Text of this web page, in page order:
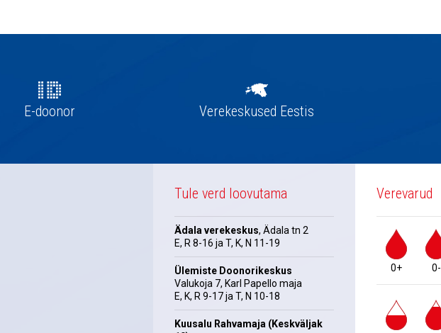
E-doonor Verekeskused Eestis
Tule verd loovutama
Ädala verekeskus, Ädala tn 2
E, R 8-16 ja T, K, N 11-19
Ülemiste Doonorikeskus
Valukoja 7, Karl Papello maja
E, K, R 9-17 ja T, N 10-18
Kuusalu Rahvamaja (Keskväljak
Verevarud
0+ 0-